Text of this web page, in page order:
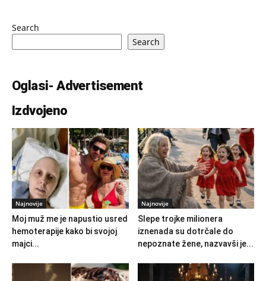
Search
Search
Oglasi- Advertisement
Izdvojeno
Najnovije
Moj muž me je napustio usred
hemoterapije kako bi svojoj
majci...
Najnovije
Slepe trojke milionera
iznenada su dotrčale do
nepoznate žene, nazvavši je...